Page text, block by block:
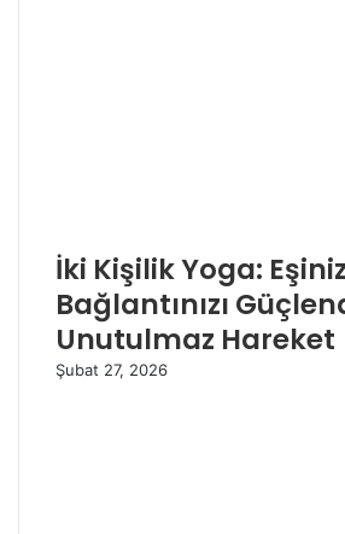
İki Kişilik Yoga:
Bağlantınızı
Unutulmaz Hareket
Şubat 27, 2026